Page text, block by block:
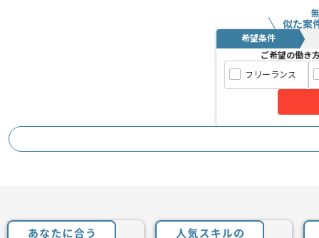
基本的にはフルリモートでの作業を見
似た案
希望条件
ご希望の働き
フリーランス